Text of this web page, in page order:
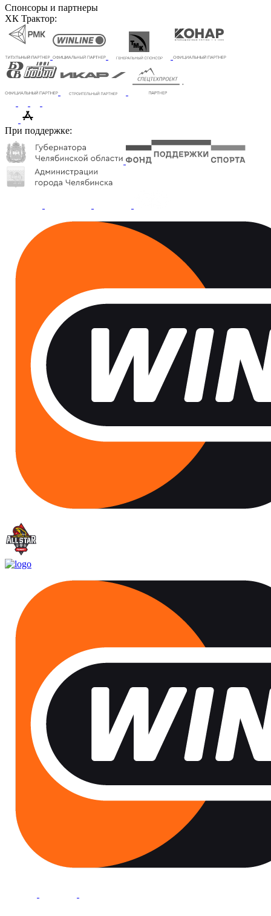
Спонсоры и партнеры
ХК Трактор:
При поддержке: